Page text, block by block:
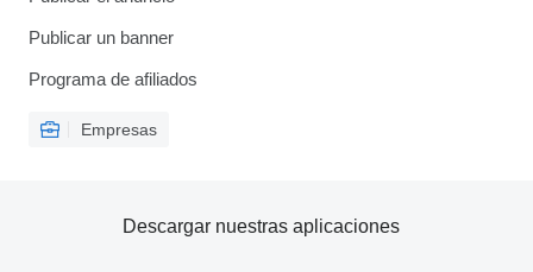
Publicar un banner
Programa de afiliados
Empresas
Descargar nuestras aplicaciones